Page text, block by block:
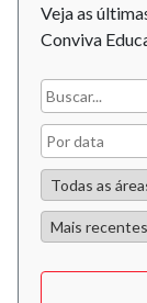
Veja as
Conviva